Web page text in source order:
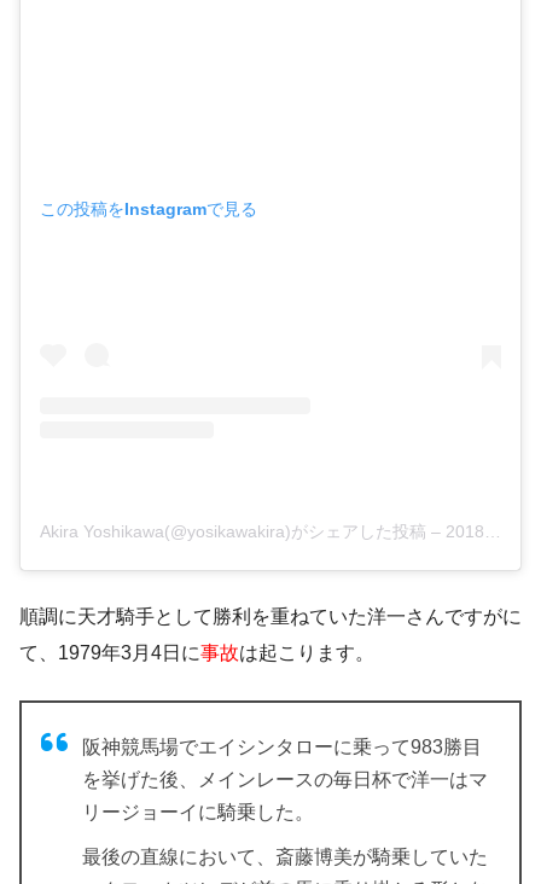
この投稿をInstagramで見る
Akira Yoshikawa(@yosikawakira)がシェアした投稿 – 2018年 6月月7日午前4時37分PDT
順調に天才騎手として勝利を重ねていた洋一さんですがに
て、1979年3月4日に事故は起こります。
阪神競馬場でエイシンタローに乗って983勝目
を挙げた後、メインレースの毎日杯で洋一はマ
リージョーイに騎乗した。
最後の直線において、斎藤博美が騎乗していた